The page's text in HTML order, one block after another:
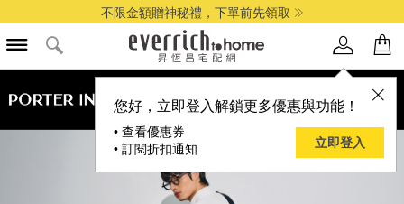
不限金額贈神秘禮，下單前先領取
您好，立即登入解鎖更多優惠與功能！
• 查看優惠券
• 訂閱折扣通知
立即登入
品牌選單